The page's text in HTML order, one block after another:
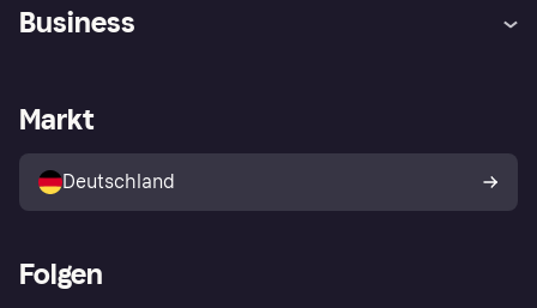
Klarna App
Shops entdecken
Käuferschutzrichtlinie
Dein Widerrufsrecht
Business
Händlerportal
Markt
Deutschland
Folgen